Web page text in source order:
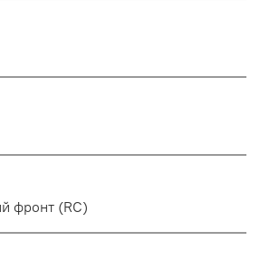
фронт (RC)